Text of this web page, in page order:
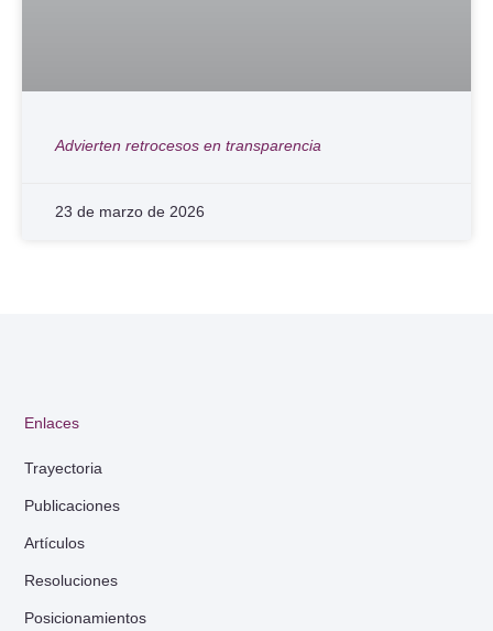
Advierten retrocesos en transparencia
23 de marzo de 2026
Enlaces
Trayectoria
Publicaciones
Artículos
Resoluciones
Posicionamientos